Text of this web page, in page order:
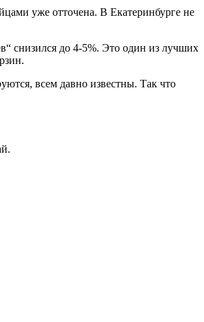
уже отточена. В Екатеринбурге не
снизился до 4-5%. Это один из лучших
всем давно известны. Так что